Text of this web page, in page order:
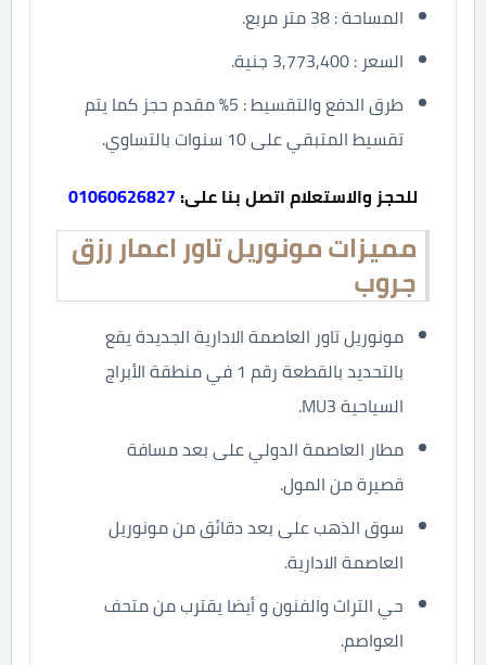
المساحة : 38 متر مربع.
السعر : 3,773,400 جنية.
طرق الدفع والتقسيط : 5% مقدم حجز كما يتم
تقسيط المتبقي على 10 سنوات بالتساوي.
للحجز والاستعلام اتصل بنا على:01060626827
مميزات مونوريل تاور اعمار رزق
جروب
مونوريل تاور العاصمة الادارية الجديدة يقع
بالتحديد بالقطعة رقم 1 في منطقة الأبراج
السياحية MU3.
مطار العاصمة الدولي على بعد مسافة
قصيرة من المول.
سوق الذهب على بعد دقائق من مونوريل
العاصمة الادارية.
حي التراث والفنون و أيضا يقترب من متحف
العواصم.